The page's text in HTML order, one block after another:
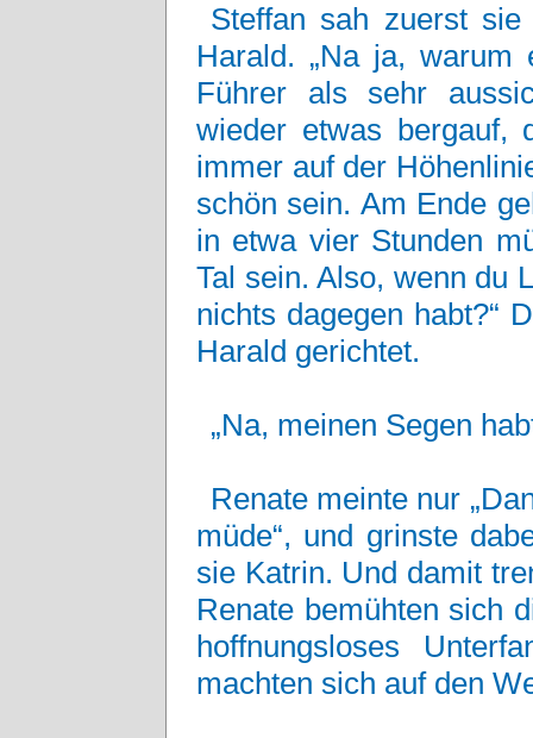
Steffan sah zuerst
Harald. „Na ja,
Führer als sehr
wieder etwas bergauf,
immer auf der
schön sein. Am Ende
in etwa vier Stunden
Tal sein. Also, wenn du
nichts dagegen habt?“
Harald gerichtet.
„Na, meinen Segen
Renate meinte nur
müde“, und grinste
sie Katrin. Und damit
Renate bemühten sich
hoffnungsloses
machten sich auf den